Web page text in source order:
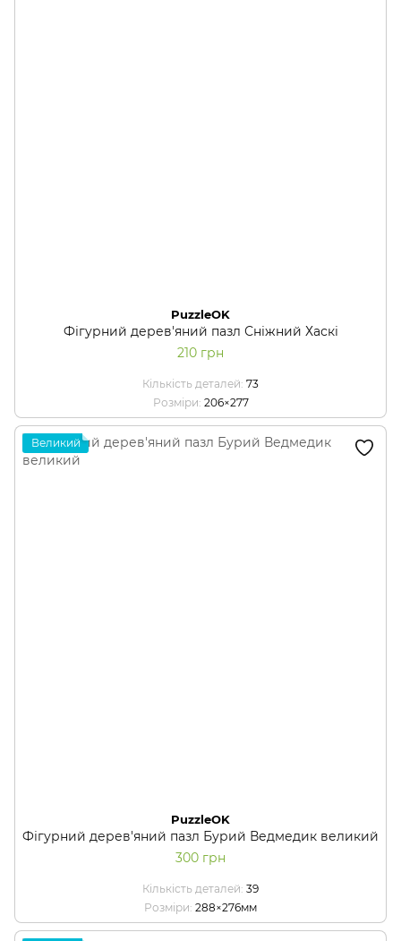
PuzzleOK
Фігурний дерев'яний пазл Сніжний Хаскі
210 грн
Кількість деталей 73
Розміри 206×277
Великий
PuzzleOK
Фігурний дерев'яний пазл Бурий Ведмедик великий
300 грн
Кількість деталей 39
Розміри 288×276мм